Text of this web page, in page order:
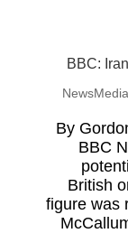
BBC:
NewsMedia
By
BBC
British
figure was